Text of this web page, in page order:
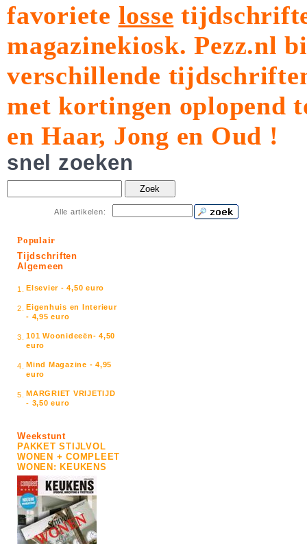
favoriete losse
magazinekiosk.Pezz.nl
verschillende
met kortingen oplopend
en Haar, Jong en Oud !
snel zoeken
Zoek
Alle artikelen:
Populair
Tijdschriften
Algemeen
1. Elsevier - 4,50 euro
2. Eigenhuis en Interieur
- 4,95 euro
3. 101 Woonideeën- 4,50
euro
4. Mind Magazine - 4,95
euro
5. MARGRIET VRIJETIJD
- 3,50 euro
Weekstunt
PAKKET STIJLVOL
WONEN + COMPLEET
WONEN: KEUKENS